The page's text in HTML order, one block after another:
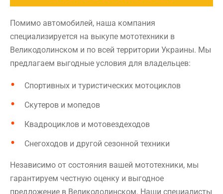
Помимо автомобилей, наша компания
специализируется на выкупе мототехники в
Великодолинском и по всей территории Украины. Мы
предлагаем выгодные условия для владельцев:
Спортивных и туристических мотоциклов
Скутеров и мопедов
Квадроциклов и мотовездеходов
Снегоходов и другой сезонной техники
Независимо от состояния вашей мототехники, мы
гарантируем честную оценку и выгодное
предложение в Великодолинском. Наши специалисты